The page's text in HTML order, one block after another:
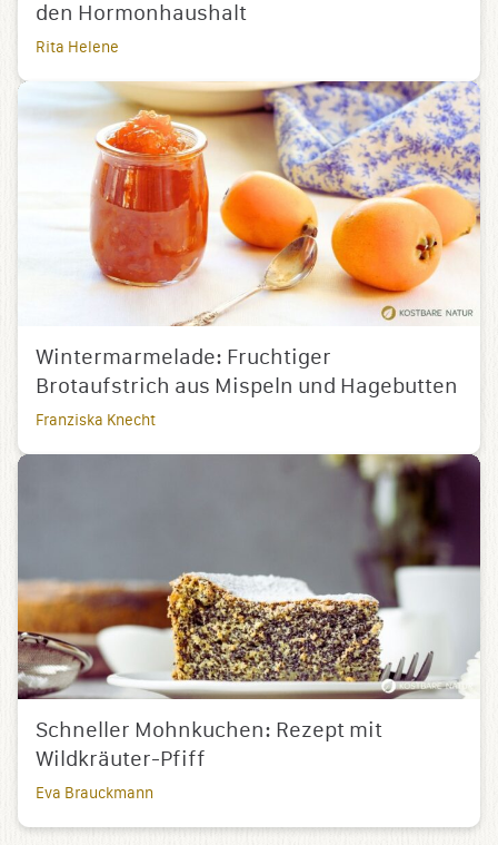
den Hormonhaushalt
Rita Helene
Wintermarmelade: Fruchtiger
Brotaufstrich aus Mispeln und Hagebutten
Franziska Knecht
Schneller Mohnkuchen: Rezept mit
Wildkräuter-Pfiff
Eva Brauckmann